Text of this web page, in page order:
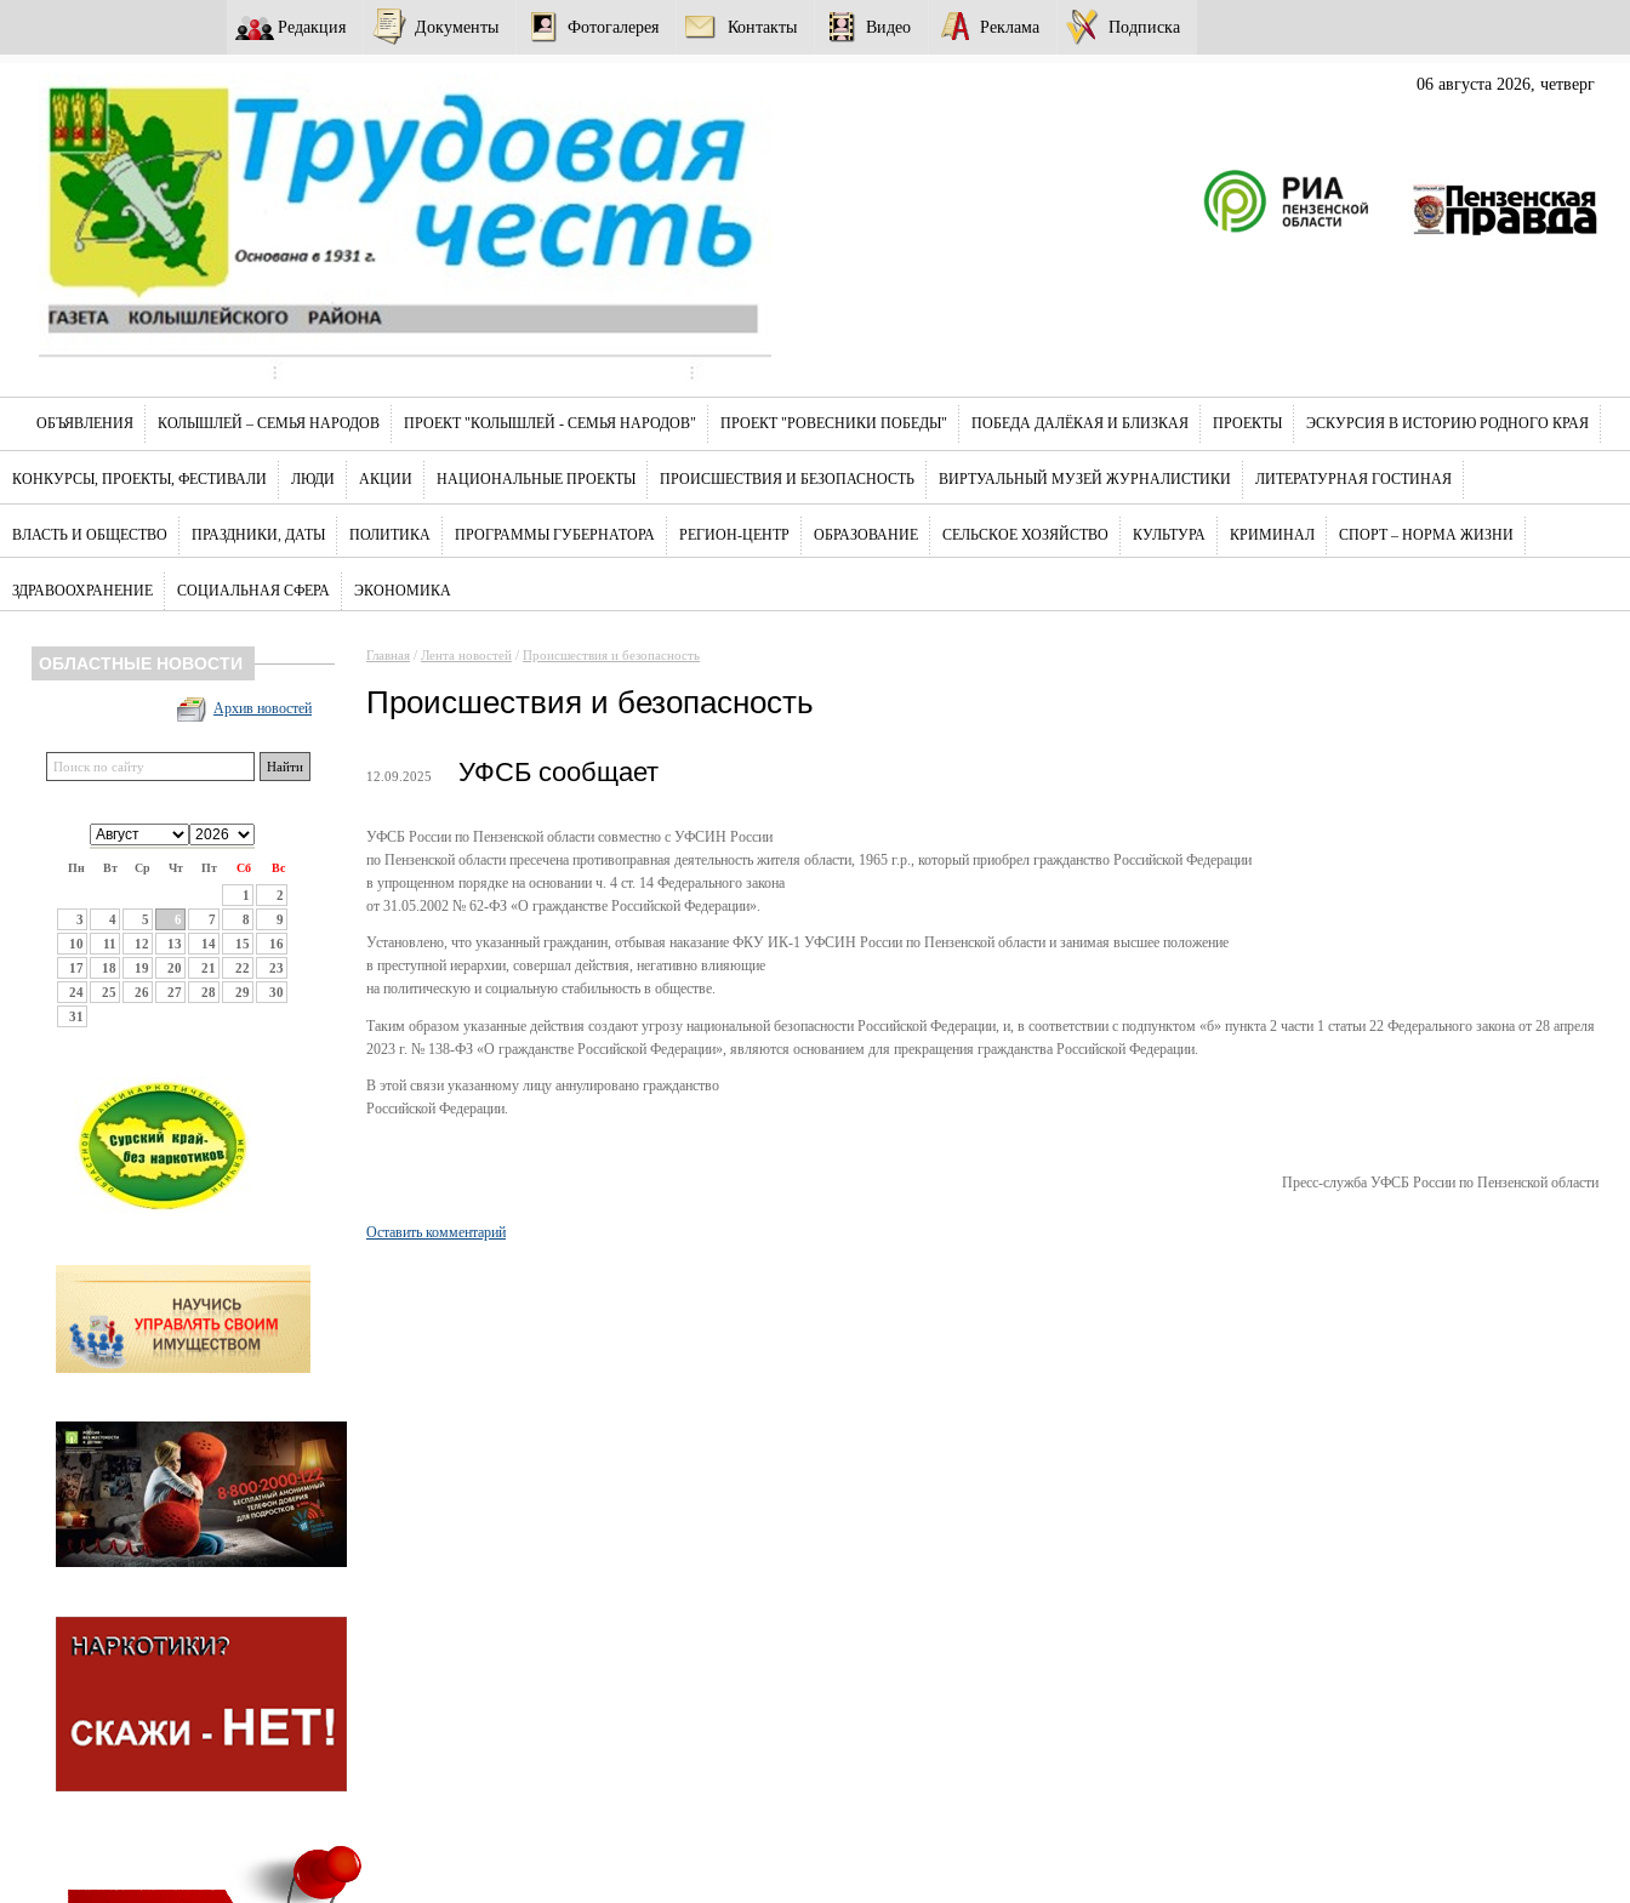
Редакция Документы Фотогалерея Контакты Видео Реклама Подписка
06 августа 2026, четверг
ОБЪЯВЛЕНИЯ КОЛЫШЛЕЙ – СЕМЬЯ НАРОДОВ ПРОЕКТ "КОЛЫШЛЕЙ - СЕМЬЯ НАРОДОВ" ПРОЕКТ "РОВЕСНИКИ ПОБЕДЫ" ПОБЕДА ДАЛЁКАЯ И БЛИЗКАЯ ПРОЕКТЫ ЭСКУРСИЯ В ИСТОРИЮ РОДНОГО КРАЯ
КОНКУРСЫ, ПРОЕКТЫ, ФЕСТИВАЛИ ЛЮДИ АКЦИИ НАЦИОНАЛЬНЫЕ ПРОЕКТЫ ПРОИСШЕСТВИЯ И БЕЗОПАСНОСТЬ ВИРТУАЛЬНЫЙ МУЗЕЙ ЖУРНАЛИСТИКИ ЛИТЕРАТУРНАЯ ГОСТИНАЯ
ВЛАСТЬ И ОБЩЕСТВО ПРАЗДНИКИ, ДАТЫ ПОЛИТИКА ПРОГРАММЫ ГУБЕРНАТОРА РЕГИОН-ЦЕНТР ОБРАЗОВАНИЕ СЕЛЬСКОЕ ХОЗЯЙСТВО КУЛЬТУРА КРИМИНАЛ СПОРТ – НОРМА ЖИЗНИ
ЗДРАВООХРАНЕНИЕ СОЦИАЛЬНАЯ СФЕРА ЭКОНОМИКА
ОБЛАСТНЫЕ НОВОСТИ
Архив новостей
Пн Вт Ср Чт Пт Сб Вс
1
2
3
4 5 6 7 8
9
10
11 12 13 14 15
16
17
18 19 20 21 22
23
24
25 26 27 28 29
30
31
Главная / Лента новостей / Происшествия и безопасность
Происшествия и безопасность
12.09.2025 УФСБ сообщает
УФСБ России по Пензенской области совместно с УФСИН России
по Пензенской области пресечена противоправная деятельность жителя области, 1965 г.р., который приобрел гражданство Российской Федерации
в упрощенном порядке на основании ч. 4 ст. 14 Федерального закона
от 31.05.2002 № 62-ФЗ «О гражданстве Российской Федерации».
Установлено, что указанный гражданин, отбывая наказание ФКУ ИК-1 УФСИН России по Пензенской области и занимая высшее положение
в преступной иерархии, совершал действия, негативно влияющие
на политическую и социальную стабильность в обществе.
Таким образом указанные действия создают угрозу национальной безопасности Российской Федерации, и, в соответствии с подпунктом «б» пункта 2 части 1 статьи 22 Федерального закона от 28 апреля
2023 г. № 138-ФЗ «О гражданстве Российской Федерации», являются основанием для прекращения гражданства Российской Федерации.
В этой связи указанному лицу аннулировано гражданство
Российской Федерации.
Пресс-служба УФСБ России по Пензенской области
Оставить комментарий